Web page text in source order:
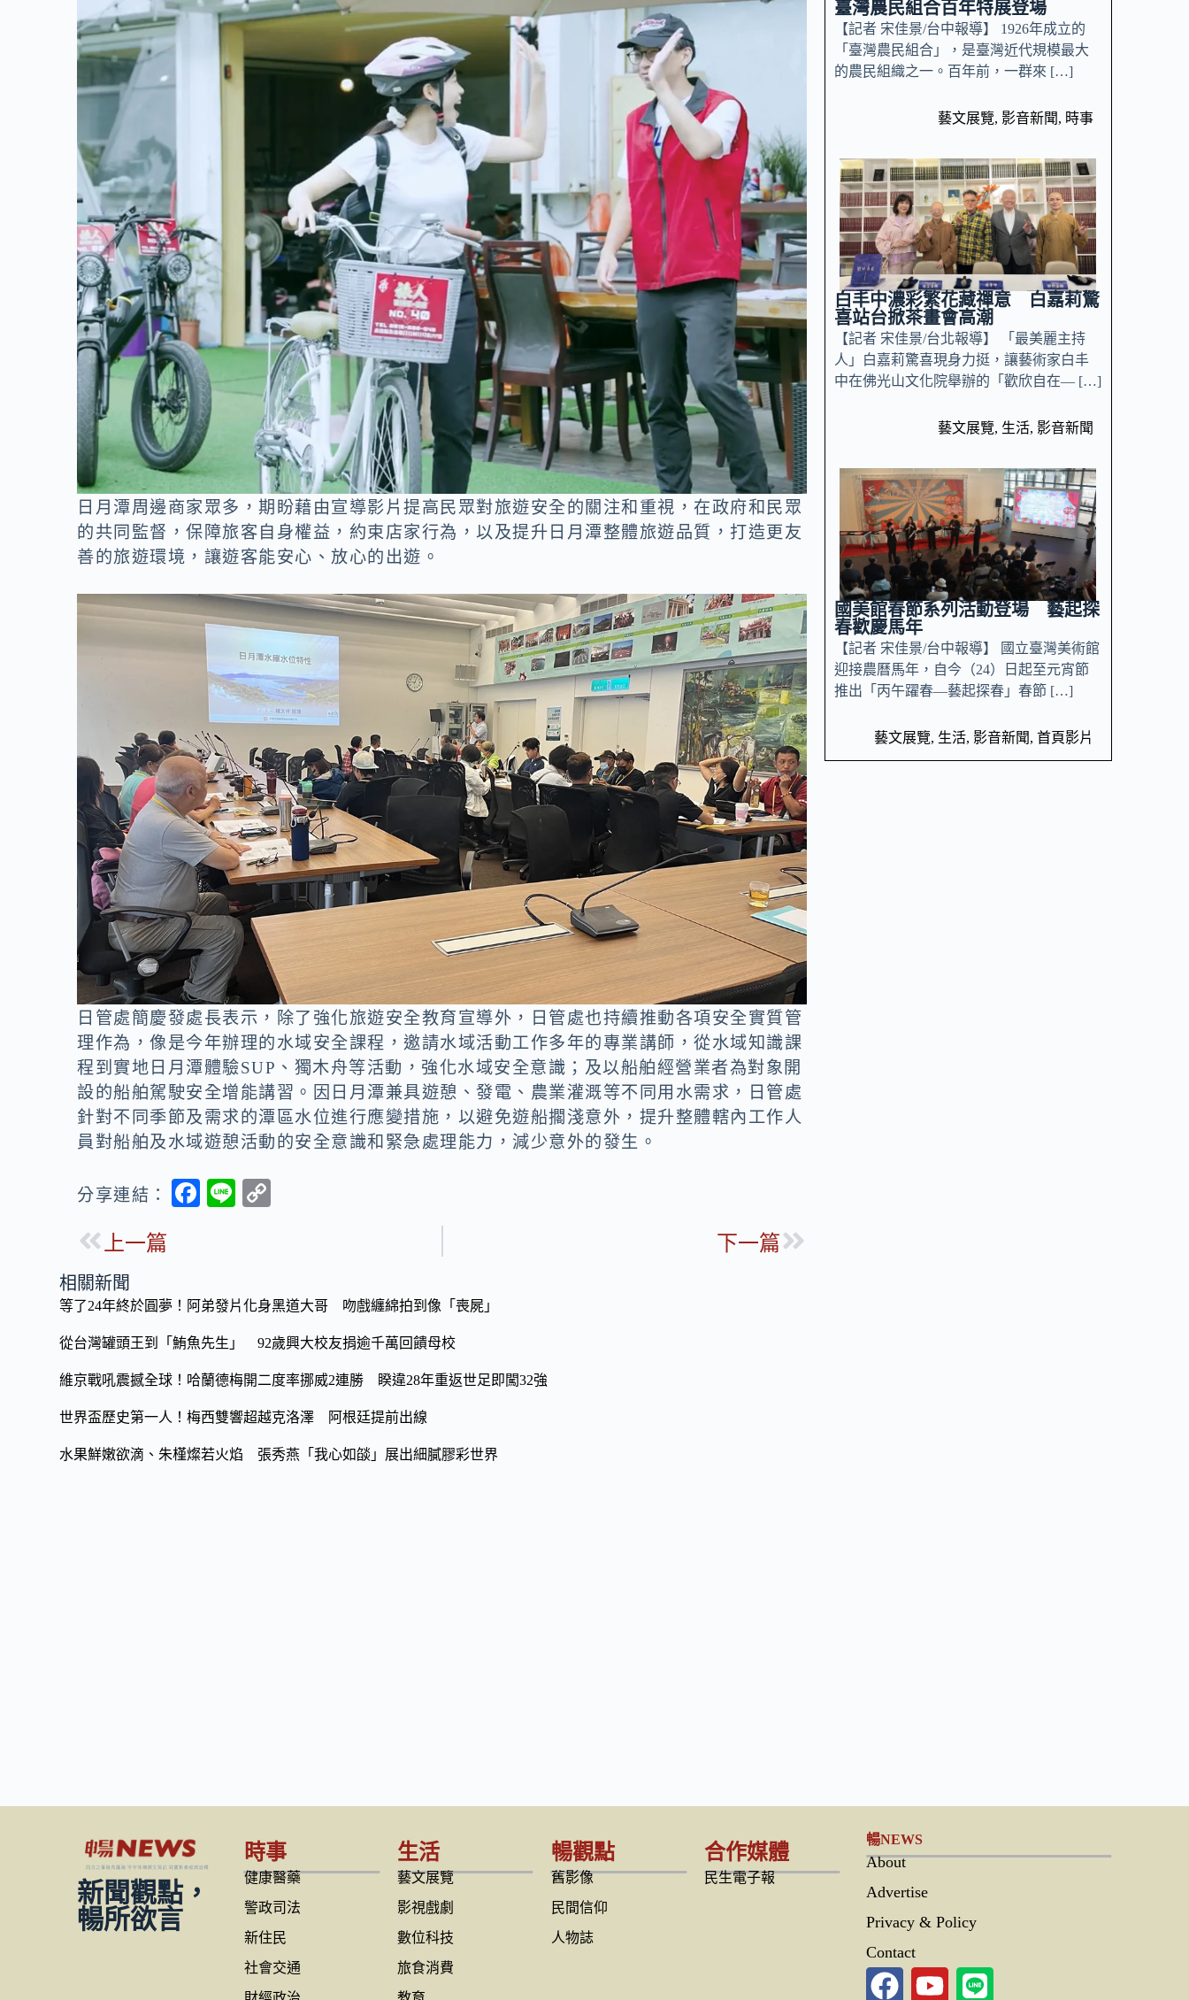
日月潭周邊商家眾多，期盼藉由宣導影片提高民眾對旅遊安全的關注和重視，在政府和民眾
的共同監督，保障旅客自身權益，約束店家行為，以及提升日月潭整體旅遊品質，打造更友
善的旅遊環境，讓遊客能安心、放心的出遊。
日管處簡慶發處長表示，除了強化旅遊安全教育宣導外，日管處也持續推動各項安全實質管
理作為，像是今年辦理的水域安全課程，邀請水域活動工作多年的專業講師，從水域知識課
程到實地日月潭體驗SUP、獨木舟等活動，強化水域安全意識；及以船舶經營業者為對象開
設的船舶駕駛安全增能講習。因日月潭兼具遊憩、發電、農業灌溉等不同用水需求，日管處
針對不同季節及需求的潭區水位進行應變措施，以避免遊船擱淺意外，提升整體轄內工作人
員對船舶及水域遊憩活動的安全意識和緊急處理能力，減少意外的發生。
分享連結：
F
o
o
Li
Li
n
上一篇 下一篇
臺灣農民組合百年特展登場
【記者 宋佳景/台中報導】 1926年成立的
「臺灣農民組合」，是臺灣近代規模最大
的農民組織之一。百年前，一群來 […]
藝文展覽, 影音新聞, 時事
白丰中濃彩繁花藏禪意 白嘉莉驚
喜站台掀茶畫會高潮
【記者 宋佳景/台北報導】 「最美麗主持
人」白嘉莉驚喜現身力挺，讓藝術家白丰
中在佛光山文化院舉辦的「歡欣自在— […]
藝文展覽, 生活, 影音新聞
國美館春節系列活動登場 藝起探
春歡慶馬年
【記者 宋佳景/台中報導】 國立臺灣美術館
迎接農曆馬年，自今（24）日起至元宵節
推出「丙午躍春—藝起探春」春節 […]
藝文展覽, 生活, 影音新聞, 首頁影片
相關新聞
等了24年終於圓夢！阿弟發片化身黑道大哥 吻戲纏綿拍到像「喪屍」
從台灣罐頭王到「鮪魚先生」 92歲興大校友捐逾千萬回饋母校
維京戰吼震撼全球！哈蘭德梅開二度率挪威2連勝 睽違28年重返世足即闖32強
世界盃歷史第一人！梅西雙響超越克洛澤 阿根廷提前出線
水果鮮嫩欲滴、朱槿燦若火焰 張秀燕「我心如燄」展出細膩膠彩世界
新聞觀點，
暢所欲言
時事
健康醫藥
警政司法
新住民
社會交通
生活
藝文展覽
影視戲劇
數位科技
旅食消費
暢觀點
舊影像
民間信仰
人物誌
合作媒體
民生電子報
暢NEWS
About
Advertise
Privacy & Policy
Contact